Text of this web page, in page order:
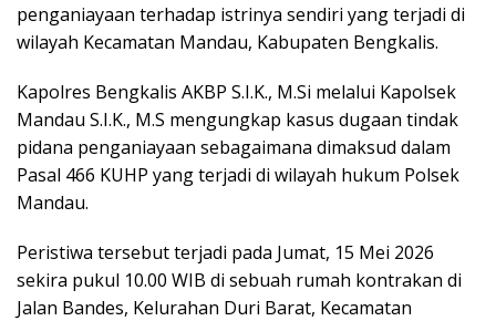
penganiayaan terhadap istrinya sendiri yang terjadi di
wilayah Kecamatan Mandau, Kabupaten Bengkalis.
Kapolres Bengkalis AKBP S.I.K., M.Si melalui Kapolsek
Mandau S.I.K., M.S mengungkap kasus dugaan tindak
pidana penganiayaan sebagaimana dimaksud dalam
Pasal 466 KUHP yang terjadi di wilayah hukum Polsek
Mandau.
Peristiwa tersebut terjadi pada Jumat, 15 Mei 2026
sekira pukul 10.00 WIB di sebuah rumah kontrakan di
Jalan Bandes, Kelurahan Duri Barat, Kecamatan